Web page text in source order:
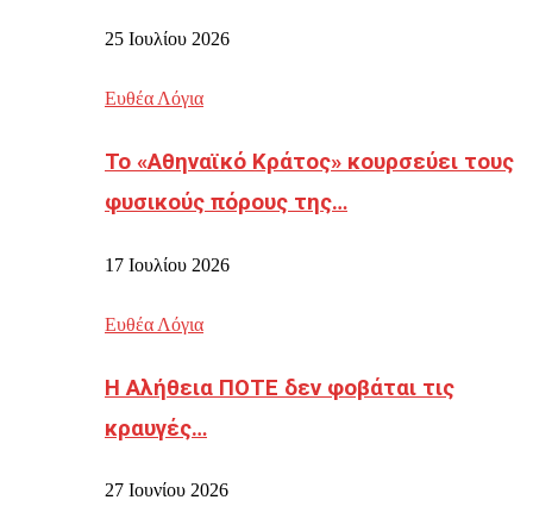
25 Ιουλίου 2026
Ευθέα Λόγια
Το «Αθηναϊκό Κράτος» κουρσεύει τους
φυσικούς πόρους της…
17 Ιουλίου 2026
Ευθέα Λόγια
Η Αλήθεια ΠΟΤΕ δεν φοβάται τις
κραυγές…
27 Ιουνίου 2026